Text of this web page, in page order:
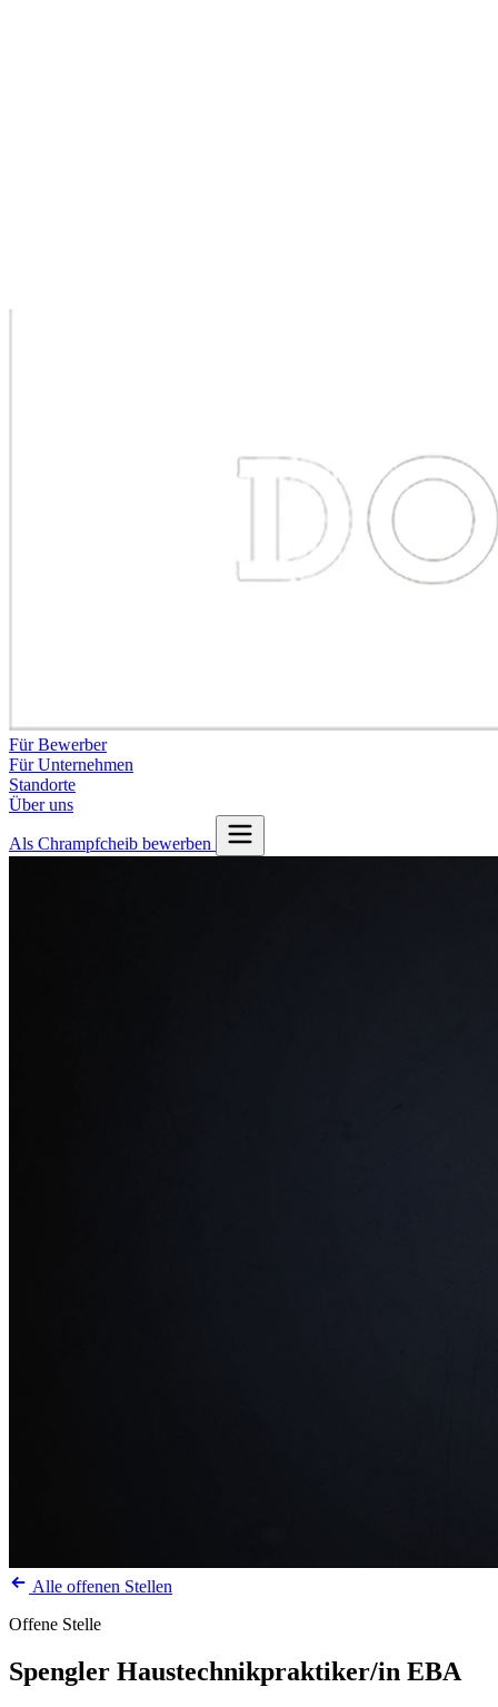
Für Bewerber
Für Unternehmen
Standorte
Über uns
Als Chrampfcheib bewerben
Alle offenen Stellen
Offene Stelle
Spengler Haustechnikpraktiker/in EBA